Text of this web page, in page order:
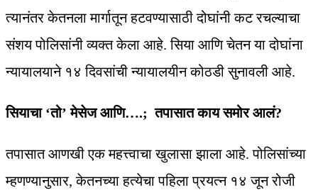
त्यानंतर केतनला मार्गातून हटवण्यासाठी दोघांनी कट रचल्याचा
संशय पोलिसांनी व्यक्त केला आहे. सिया आणि चेतन या दोघांना
न्यायालयाने १४ दिवसांची न्यायालयीन कोठडी सुनावली आहे.
सियाचा ‘तो’ मेसेज आणि….; तपासात काय समोर आलं?
तपासात आणखी एक महत्त्वाचा खुलासा झाला आहे. पोलिसांच्या
म्हणण्यानुसार, केतनच्या हत्येचा पहिला प्रयत्न १४ जून रोजी